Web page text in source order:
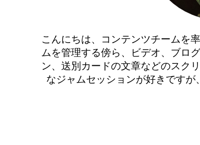
こんにちは、コンテンツチームを
ムを管理する傍ら、ビデオ、ブロ
ン、送別カードの文章などのスク
なジャムセッションが好きです